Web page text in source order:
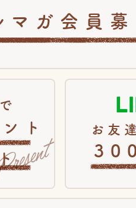
マガ会員
ト
お友